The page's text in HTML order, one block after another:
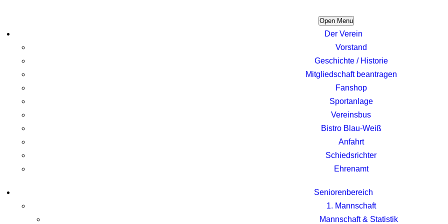
Open Menu
Der Verein
Vorstand
Geschichte / Historie
Mitgliedschaft beantragen
Fanshop
Sportanlage
Vereinsbus
Bistro Blau-Weiß
Anfahrt
Schiedsrichter
Ehrenamt
Seniorenbereich
1. Mannschaft
Mannschaft & Statistik